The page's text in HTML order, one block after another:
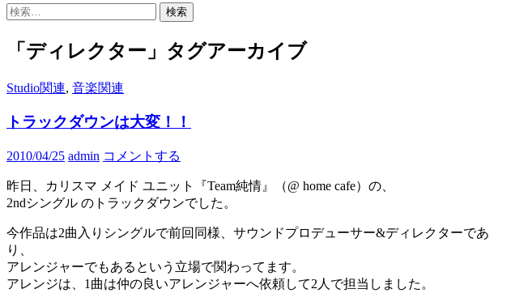
検
「ディレクター」タグアーカイブ
Studio関連, 音楽関連
トラックダウンは大変！！
2010/04/25 admin コメントする
昨日、カリスマ メイド ユニット『Team純情』（@ home cafe）の、
2ndシングル のトラックダウンでした。
今作品は2曲入りシングルで前回同様、サウンドプロデューサー&ディレクターであ
り、
アレンジャーでもあるという立場で関わってます。
アレンジは、1曲は仲の良いアレンジャーへ依頼して2人で担当しました。